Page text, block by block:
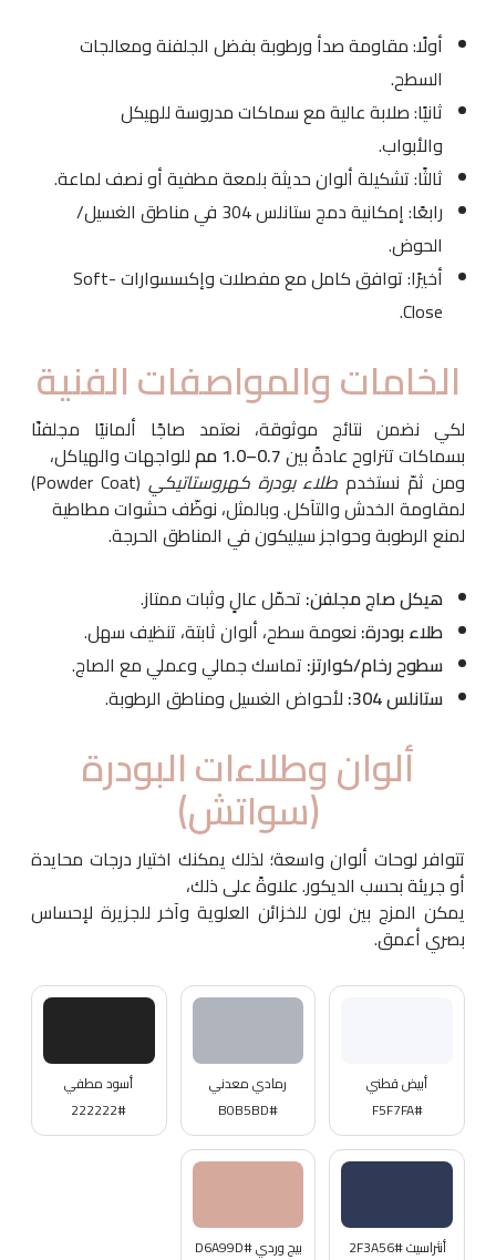
أولًا: مقاومة صدأ ورطوبة بفضل الجلفنة ومعالجات
السطح.
ثانيًا: صلابة عالية مع سماكات مدروسة للهيكل
والأبواب.
ثالثًا: تشكيلة ألوان حديثة بلمعة مطفية أو نصف لماعة.
رابعًا: إمكانية دمج ستانلس 304 في مناطق الغسيل/
الحوض.
أخيرًا: توافق كامل مع مفصلات وإكسسوارات Soft-
Close.
الخامات والمواصفات الفنية
لكي نضمن نتائج موثوقة، نعتمد صاجًا ألمانيًا مجلفنًا
بسماكات تتراوح عادةً بين0.7–1.0 مم
للواجهات والهياكل،
ومن ثمّ نستخدم طلاء بودرة كهروستاتيكي
(Powder Coat)
لمقاومة الخدش والتآكل. وبالمثل، نوظّف حشوات مطاطية
لمنع الرطوبة وحواجز سيليكون في المناطق الحرجة.
هيكل صاج مجلفن: تحمّل عالٍ وثبات ممتاز.
طلاء بودرة: نعومة سطح، ألوان ثابتة، تنظيف سهل.
سطوح رخام/كوارتز: تماسك جمالي وعملي مع الصاج.
ستانلس 304:
لأحواض الغسيل ومناطق الرطوبة.
ألوان وطلاءات البودرة
(سواتش)
تتوافر لوحات ألوان واسعة؛ لذلك يمكنك اختيار درجات محايدة
أو جريئة بحسب الديكور. علاوةً على ذلك،
يمكن المزج بين لون للخزائن العلوية وآخر للجزيرة لإحساس
بصري أعمق.
أبيض قطني
#F5F7FA
رمادي معدني
#B0B5BD
أسود مطفي
#222222
أنثراسيت #2F3A56 بيج وردي #D6A99D